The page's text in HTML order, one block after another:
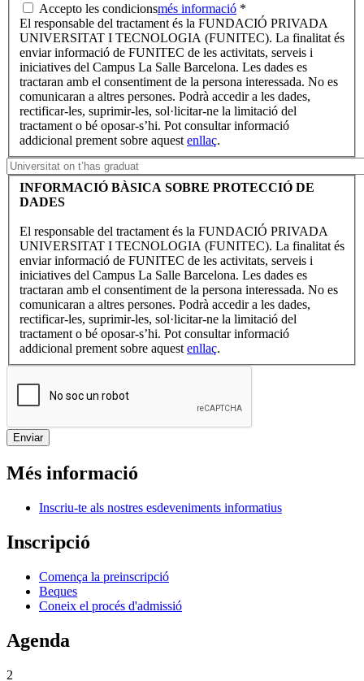
Accepto les condicionsmés informació *
El responsable del tractament és la FUNDACIÓ PRIVADA
UNIVERSITAT I TECNOLOGIA (FUNITEC). La finalitat és
enviar informació de FUNITEC de les activitats, serveis i
iniciatives del Campus La Salle Barcelona. Les dades es
tractaran amb el consentiment de la persona interessada. No es
comunicaran a altres persones. Podrà accedir a les dades,
rectificar-les, suprimir-les, sol·licitar-ne la limitació del
tractament o bé oposar-s’hi. Pot consultar informació
addicional prement sobre aquest enllaç.
INFORMACIÓ BÀSICA SOBRE PROTECCIÓ DE
DADES
El responsable del tractament és la FUNDACIÓ PRIVADA
UNIVERSITAT I TECNOLOGIA (FUNITEC). La finalitat és
enviar informació de FUNITEC de les activitats, serveis i
iniciatives del Campus La Salle Barcelona. Les dades es
tractaran amb el consentiment de la persona interessada. No es
comunicaran a altres persones. Podrà accedir a les dades,
rectificar-les, suprimir-les, sol·licitar-ne la limitació del
tractament o bé oposar-s’hi. Pot consultar informació
addicional prement sobre aquest enllaç.
Més informació
Inscriu-te als nostres esdeveniments informatius
Inscripció
Comença la preinscripció
Beques
Coneix el procés d'admissió
Agenda
2